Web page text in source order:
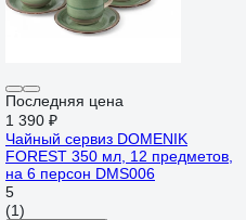
Последняя цена
1 390 ₽
Чайный сервиз DOMENIK
FOREST 350 мл, 12 предметов,
на 6 персон DMS006
5
(1)